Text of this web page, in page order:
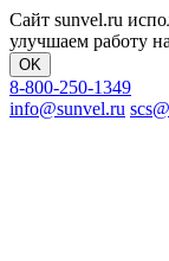
Сайт sunvel.ru
улучшаем работу
OK
8-800-250-1349
info@sunvel.ru